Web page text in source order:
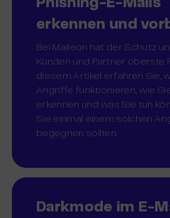
Phishing-E-Mails
erkennen und
Bei Maileon hat der Schutz
Kunden und Partner oberste
diesem Artikel erfahren Sie,
Angriffe funktionieren, wie
erkennen und was Sie tun
Sie einmal einem solchen
begegnen sollten.
Darkmode im E-